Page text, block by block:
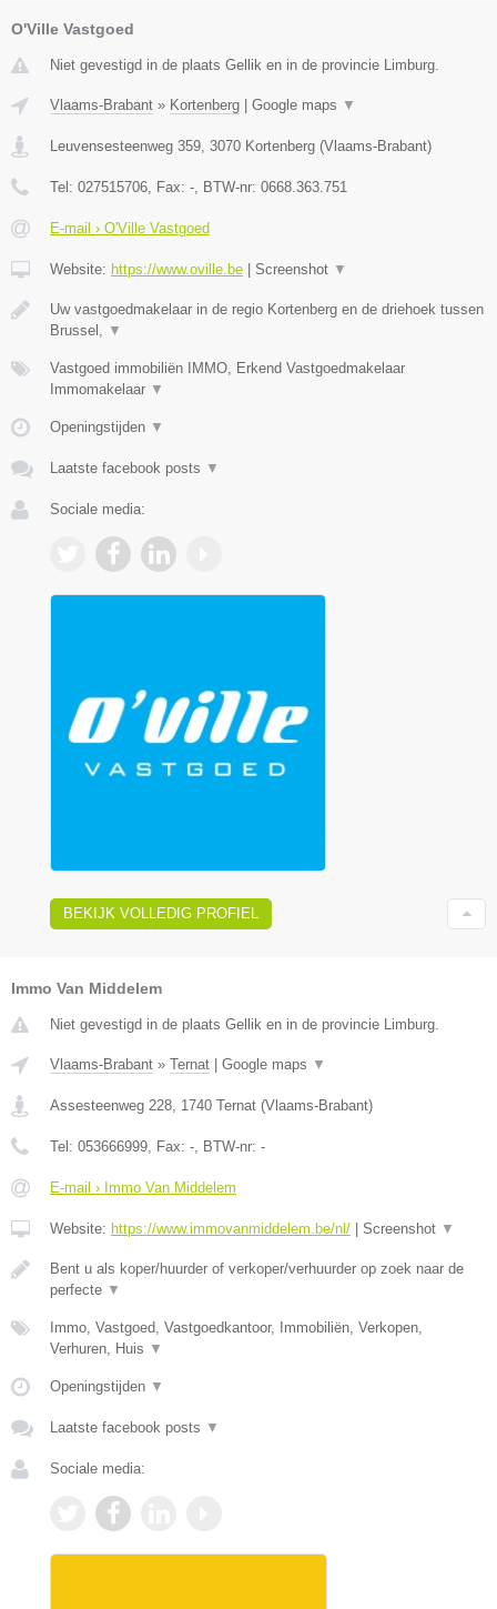
O'Ville Vastgoed
Niet gevestigd in de plaats Gellik en in de provincie Limburg.
Vlaams-Brabant » Kortenberg Google maps ▼
Leuvensesteenweg 359, 3070 Kortenberg (Vlaams-Brabant)
Tel: 027515706, Fax: -, BTW-nr: 0668.363.751
E-mail › O'Ville Vastgoed
Website: https://www.oville.be Screenshot ▼
Uw vastgoedmakelaar in de regio Kortenberg en de driehoek tussen
Brussel, ▼
Vastgoed immobiliën IMMO, Erkend Vastgoedmakelaar
Immomakelaar ▼
Openingstijden ▼
Laatste facebook posts ▼
Sociale media:
BEKIJK VOLLEDIG PROFIEL
Immo Van Middelem
Niet gevestigd in de plaats Gellik en in de provincie Limburg.
Vlaams-Brabant » Ternat Google maps ▼
Assesteenweg 228 1740 Ternat (Vlaams-Brabant)
Tel: 053666999 , Fax: - , BTW-nr: -
E-mail › Immo Van Middelem
Website: https://www.immovanmiddelem.be/nl/ Screenshot ▼
Bent u als koper/huurder of verkoper/verhuurder op zoek naar de
perfecte ▼
Immo, Vastgoed, Vastgoedkantoor, Immobiliën, Verkopen,
Verhuren, Huis ▼
Openingstijden ▼
Laatste facebook posts ▼
Sociale media: